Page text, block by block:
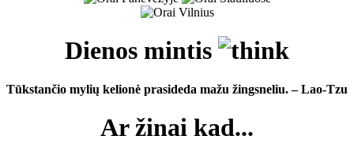
Dienos mintis
Tūkstančio mylių kelionė prasideda mažu žingsneliu. – Lao-Tzu
Ar žinai kad...